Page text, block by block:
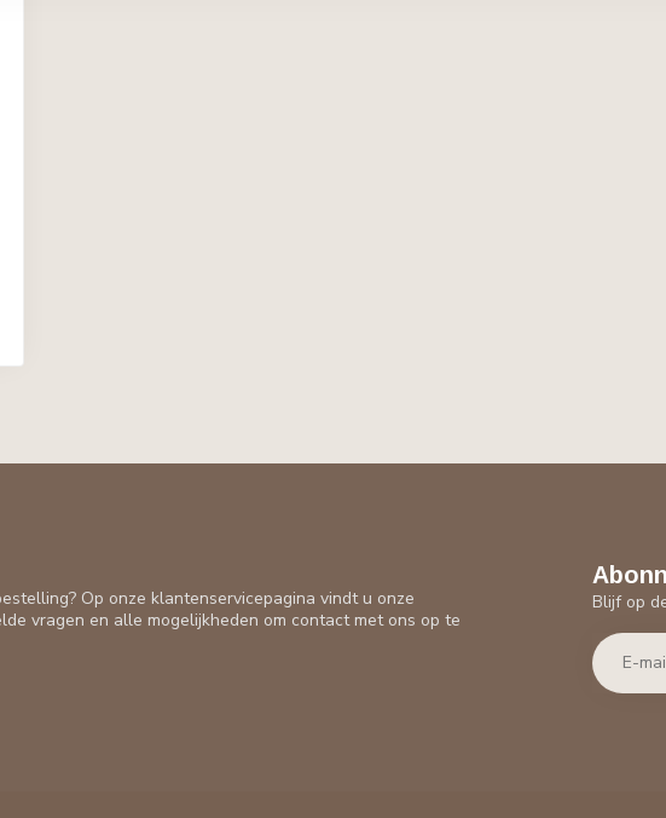
Op onze klantenservicepagina vindt u onze
vragen en alle mogelijkheden om contact met ons op te
Blijf op